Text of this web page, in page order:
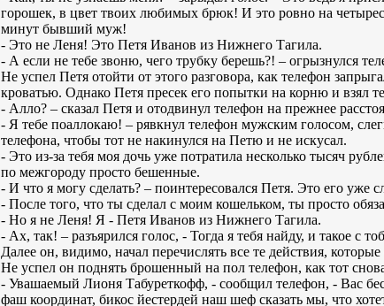
горошек, в цвет твоих любимых брюк! И это ровно на
минут бывший муж!
- Это не Леня! Это Петя Иванов из Нижнего Тагила.
- А если не тебе звоню, чего трубку берешь?! – огрызнулся
Не успел Петя отойти от этого разговора, как телефон
кроватью. Однако Петя пресек его попытки на корню и взял
- Алло? – сказал Петя и отодвинул телефон на прежнее
- Я тебе поаллокаю! – рявкнул телефон мужским голосом,
телефона, чтобы тот не накинулся на Петю и не искусал.
- Это из-за тебя моя дочь уже потратила несколько тысяч
по межгороду просто бешенные.
- И что я могу сделать? – поинтересовался Петя. Это его уже
- После того, что ты сделал с моим кошельком, ты просто
- Но я не Леня! Я - Петя Иванов из Нижнего Тагила.
- Ах, так! – разъярился голос, - Тогда я тебя найду, и такое с
Далее он, видимо, начал перечислять все те действия,
Не успел он поднять брошенный на пол телефон, как тот
- Увашаемый Лионя Табуреткофф, - сообщил телефон, - Вас
фаш координат, бикос йестердей наш шеф сказать мы, что